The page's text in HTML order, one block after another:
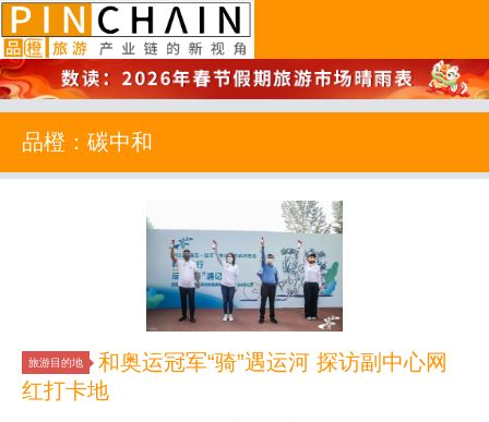
品橙旅游
品橙：碳中和
旅游目的地
和奥运冠军“骑”遇运河 探访副中心网
红打卡地